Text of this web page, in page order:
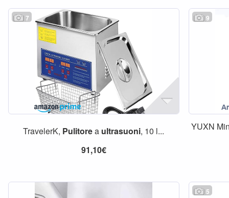
7
TravelerK, Pulitorea ultrasuoni, 10 l...
91,10€
9
YUXN
5